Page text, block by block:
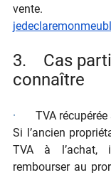
vente.
3.    Cas
connaître
· TVA récupérée
Si l’ancien
TVA à
rembourser au